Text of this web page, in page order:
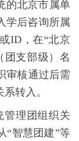
的北京市属单
学后咨询所属
ID ，在“北京
团支部级）名
审核通过后需
转入。
管理团组织关
“智慧团建”等